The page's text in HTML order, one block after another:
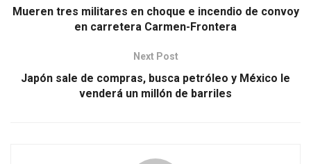
Mueren tres militares en choque e incendio de convoy
en carretera Carmen-Frontera
Next Post
Japón sale de compras, busca petróleo y México le
venderá un millón de barriles